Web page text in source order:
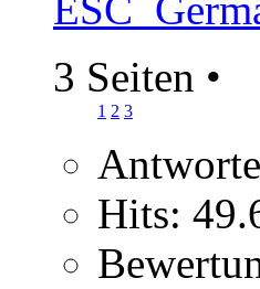
3 Seiten •
1 2 3
Hits: